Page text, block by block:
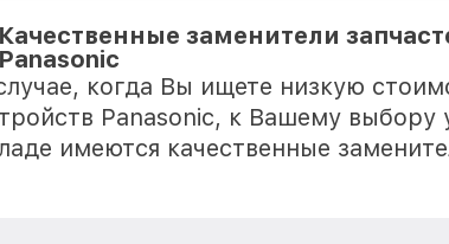
Качественные заменители
Panasonic
когда Вы ищете низкую
Panasonic, к Вашему выбору
имеются качественные